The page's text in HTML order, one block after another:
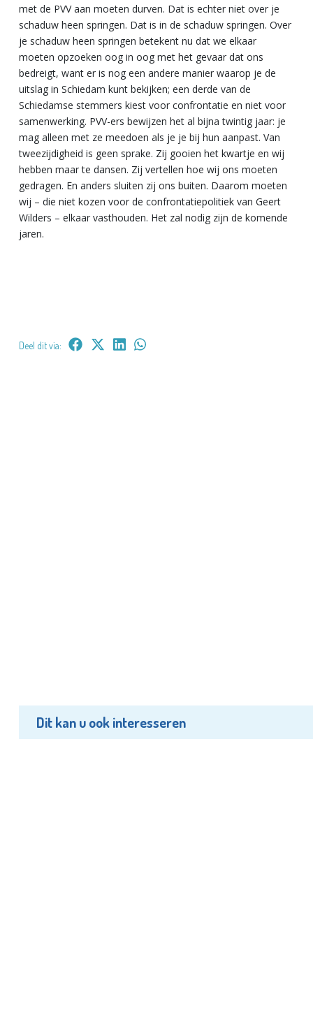
met de PVV aan moeten durven. Dat is echter niet over je
schaduw heen springen. Dat is in de schaduw springen. Over
je schaduw heen springen betekent nu dat we elkaar
moeten opzoeken oog in oog met het gevaar dat ons
bedreigt, want er is nog een andere manier waarop je de
uitslag in Schiedam kunt bekijken; een derde van de
Schiedamse stemmers kiest voor confrontatie en niet voor
samenwerking. PVV-ers bewijzen het al bijna twintig jaar: je
mag alleen met ze meedoen als je je bij hun aanpast. Van
tweezijdigheid is geen sprake. Zij gooien het kwartje en wij
hebben maar te dansen. Zij vertellen hoe wij ons moeten
gedragen. En anders sluiten zij ons buiten. Daarom moeten
wij – die niet kozen voor de confrontatiepolitiek van Geert
Wilders – elkaar vasthouden. Het zal nodig zijn de komende
jaren.
Deel dit via:
Dit kan u ook interesseren